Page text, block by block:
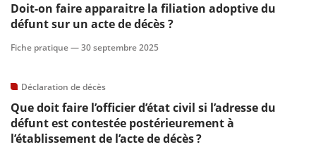
Doit-on faire apparaitre la filiation adoptive du
défunt sur un acte de décès ?
Fiche pratique —30 septembre 2025
Déclaration de décès
Que doit faire l’officier d’état civil si l’adresse du
défunt est contestée postérieurement à
l’établissement de l’acte de décès ?